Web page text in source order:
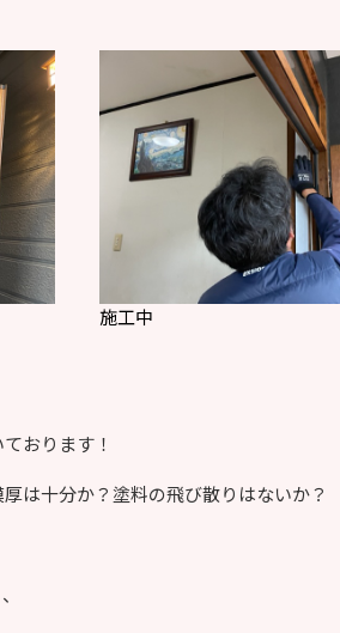
施工中
おります！
は十分か？塗料の飛び散りはないか？